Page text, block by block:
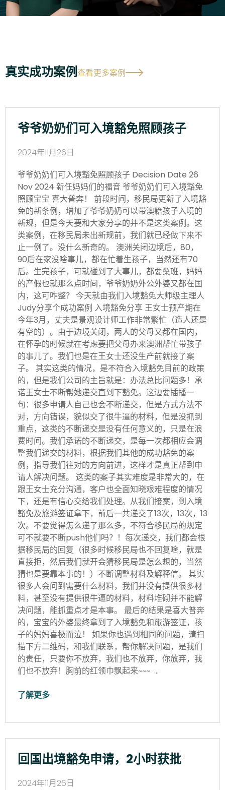
真实成功案例查看更多案例
爷爷奶奶们可入境豁免照顾孩子
2024年11月26日
爷爷奶奶们可入境豁免照顾孩子 Decision Date 26
Nov 2024 新任妈妈们的福音 爷爷奶奶们可入境豁免
照顾宝宝 喜大普奔！ 前段时间，移民局更新了入境豁
免的新条例，增加了爷爷奶奶可以带澳籍孩子入境的
新规，但是今天要和大家分享的并不是这类案例。这
类案例，在移民局未出新规前，我们就已经做下来不
止一例了。没什么新奇的。 澳洲关闭边境后，80，
90后在家没啥事儿，都在忙着生孩子，当然还有70
后。生完孩子，可就碰到了大事儿，都要桑班，妈妈
的产假也就那么点时间，爷爷奶奶外公外婆又都在国
内，这可咋整？ 今天就由我们入境豁免大师级主理人
Judy分享个成功案例 入境豁免分享 王女士预产期在
今年3月，丈夫是景观设计师工作非常繁忙（造人还是
有空的）。由于边境关闭，两人的父母又都在国内，
在怀孕的时候就在考虑要把父母办来澳洲帮忙带孩子
的事儿了。我们也是在王女士还没生产前就接了案
子。 其实这类的情况，是不符合入境豁免目前的政策
的，但是我们公司的主旨就是：办法总比问题多！承
诺王女士不断帮她递交直到下豁免。这边要插播一
句：很多申请人自己也会不断递交，但是方式方法不
对，方向错误，貌似交了很牛逼的材料，但是没抓到
重点，这类的不断递交是没有任何意义的，只是在浪
费时间。我们承诺的不断递交，是每一次都相应会调
整我们递交的材料，根据我们其他的成功豁免的案
例，指导我们往对的方向前进，这样才是真正帮到申
请人解决问题。 这类的案子其实难度是非常大的，在
跟王女士充分沟通，客户也全面知晓艰难程度的情况
下，还是有信心交给我们处理。从我们接案，到入境
豁免及旅游签证拿下，前后一共递交了13次，13次，13
次。不要觉得怎么递了那么多，不符合移民局的规定
可不就要不断push他们吗？！每次递交，我们都会根
据移民局的回复（很多时候移民局也不回复啥，就是
直接拒，然后我们就开会猜移民局是怎么想的，当然
猜也是要靠本事的！）不断调整材料及解释信。 其实
很多人会问到需要什么材料，我们并没有提供很多材
料，甚至没有提供很牛逼的材料，材料堆砌并不能解
决问题，能抓重点才是本事。 最后的结果是喜大普奔
的，宝宝的外婆最终拿到了入境豁免和旅游签证，孩
子的妈妈喜极而泣！ 如果你也遇到相同的问题，请扫
描下方二维码，和我们联系，帮你解决问题，是我们
的责任，只要你不放弃，我们也不放弃，你放弃，我
们也不放弃！胸前的红领巾飘起来~~~ …
了解更多
回国出境豁免申请，2小时获批
2024年11月26日